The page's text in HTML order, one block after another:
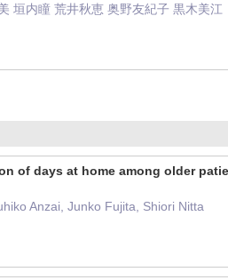
垣内瞳 荒井秋恵 奥野友紀子 黒木美江
of days at home among older
Anzai, Junko Fujita, Shiori Nitta